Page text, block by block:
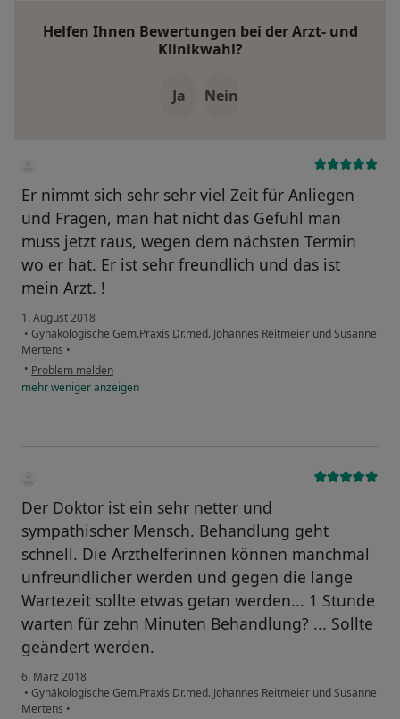
Helfen Ihnen Bewertungen bei der Arzt- und
Klinikwahl?
Ja Nein
Er nimmt sich sehr sehr viel Zeit für Anliegen
und Fragen, man hat nicht das Gefühl man
muss jetzt raus, wegen dem nächsten Termin
wo er hat. Er ist sehr freundlich und das ist
mein Arzt. !
1. August 2018
• Gynäkologische Gem.Praxis Dr.med. Johannes Reitmeier und Susanne
Mertens •
• Problem melden
mehrwenigeranzeigen
Der Doktor ist ein sehr netter und
sympathischer Mensch. Behandlung geht
schnell. Die Arzthelferinnen können manchmal
unfreundlicher werden und gegen die lange
Wartezeit sollte etwas getan werden... 1 Stunde
warten für zehn Minuten Behandlung? ... Sollte
geändert werden.
6. März 2018
• Gynäkologische Gem.Praxis Dr.med. Johannes Reitmeier und Susanne
Mertens •